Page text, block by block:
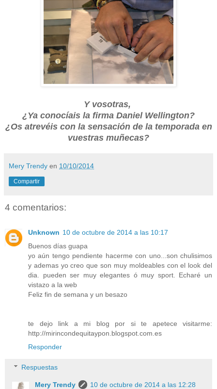
Y vosotras,
¿Ya conocíais la firma Daniel Wellington?
¿Os atrevéis con la sensación de la temporada en
vuestras muñecas?
Mery Trendy en 10/10/2014
Compartir
4 comentarios:
Unknown 10 de octubre de 2014 a las 10:17
Buenos días guapa
yo aún tengo pendiente hacerme con uno...son chulisimos
y ademas yo creo que son muy moldeables con el look del
dia. pueden ser muy elegantes ó muy sport. Echaré un
vistazo a la web
Feliz fin de semana y un besazo
te dejo link a mi blog por si te apetece visitarme:
http://mirincondequitaypon.blogspot.com.es
Responder
Respuestas
Mery Trendy
10 de octubre de 2014 a las 12:28